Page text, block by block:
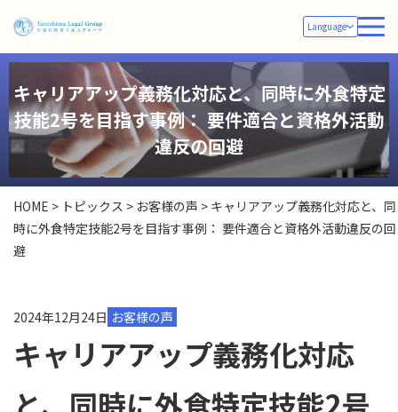
Language
キャリアアップ義務化対応と、同時に外食特定
技能2号を目指す事例： 要件適合と資格外活動
違反の回避
HOME > トピックス > お客様の声 > キャリアアップ義務化対応と、同
時に外食特定技能2号を目指す事例： 要件適合と資格外活動違反の回
避
2024年12月24日 お客様の声
キャリアアップ義務化対応